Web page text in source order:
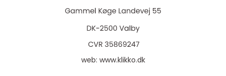
web: www.klikko.dk